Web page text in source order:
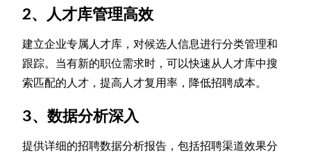
2、人才库管理高效
建立企业专属人才库，对候选人信息进行分类管理和
跟踪。当有新的职位需求时，可以快速从人才库中搜
索匹配的人才，提高人才复用率，降低招聘成本。
3、数据分析深入
提供详细的招聘数据分析报告，包括招聘渠道效果分